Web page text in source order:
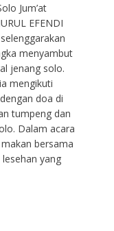
Jum’at
EFENDI
menyambut
jenang solo.
mengikuti
doa di
tumpeng dan
Dalam acara
bersama
yang